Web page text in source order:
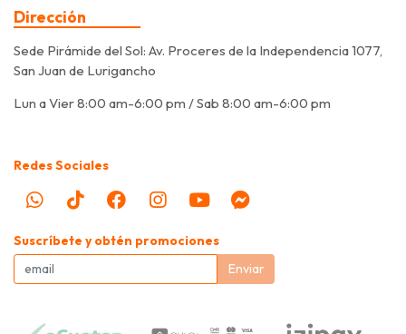
Dirección
Sede Pirámide del Sol: Av. Proceres de la Independencia 1077,
San Juan de Lurigancho
Lun a Vier 8:00 am-6:00 pm / Sab 8:00 am-6:00 pm
Redes Sociales
Suscríbete y obtén promociones
Enviar